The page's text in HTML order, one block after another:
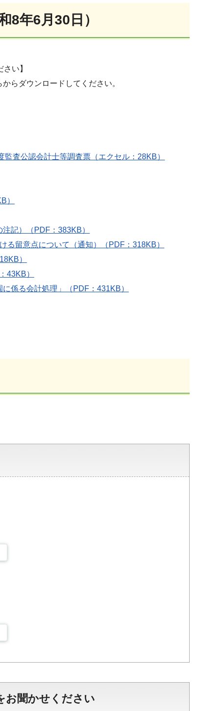
8年6月30日）
い】
らダウンロードしてください。
査公認会計士等調査票（エクセル：28KB）
）
記）（PDF：383KB）
る留意点について（通知）（PDF：318KB）
）
43KB）
係る会計処理」（PDF：431KB）
お聞かせください